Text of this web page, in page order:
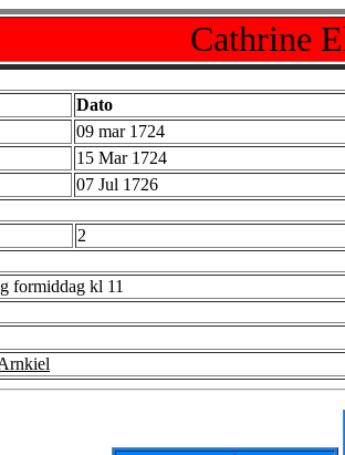
Cathrine
Dato
09 mar 1724
15 Mar 1724
07 Jul 1726
2
formiddag kl 11